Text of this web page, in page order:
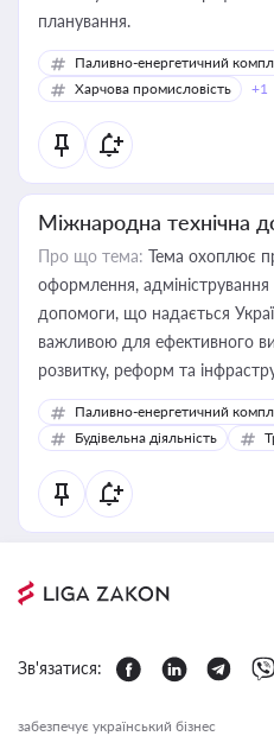
планування.
Паливно-енергетичний
Харчова промисловість
+1
Міжнародна технічна
Про що тема: Тема охоплює
оформлення, адміністрування
допомоги, що надається
важливою для ефективного
розвитку, реформ та
Паливно-енергетичний
Будівельна діяльність
Зв'язатися:
забезпечує український бізнес